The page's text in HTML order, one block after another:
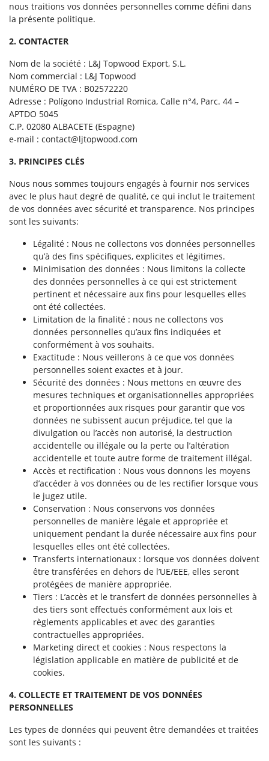
nous traitions vos données personnelles comme défini dans
la présente politique.
2. CONTACTER
Nom de la société : L&J Topwood Export, S.L.
Nom commercial : L&J Topwood
NUMÉRO DE TVA : B02572220
Adresse : Polígono Industrial Romica, Calle n°4, Parc. 44 –
APTDO 5045
C.P. 02080 ALBACETE (Espagne)
e-mail : contact@ljtopwood.com
3. PRINCIPES CLÉS
Nous nous sommes toujours engagés à fournir nos services
avec le plus haut degré de qualité, ce qui inclut le traitement
de vos données avec sécurité et transparence. Nos principes
sont les suivants:
Légalité : Nous ne collectons vos données personnelles
qu’à des fins spécifiques, explicites et légitimes.
Minimisation des données : Nous limitons la collecte
des données personnelles à ce qui est strictement
pertinent et nécessaire aux fins pour lesquelles elles
ont été collectées.
Limitation de la finalité : nous ne collectons vos
données personnelles qu’aux fins indiquées et
conformément à vos souhaits.
Exactitude : Nous veillerons à ce que vos données
personnelles soient exactes et à jour.
Sécurité des données : Nous mettons en œuvre des
mesures techniques et organisationnelles appropriées
et proportionnées aux risques pour garantir que vos
données ne subissent aucun préjudice, tel que la
divulgation ou l’accès non autorisé, la destruction
accidentelle ou illégale ou la perte ou l’altération
accidentelle et toute autre forme de traitement illégal.
Accès et rectification : Nous vous donnons les moyens
d’accéder à vos données ou de les rectifier lorsque vous
le jugez utile.
Conservation : Nous conservons vos données
personnelles de manière légale et appropriée et
uniquement pendant la durée nécessaire aux fins pour
lesquelles elles ont été collectées.
Transferts internationaux : lorsque vos données doivent
être transférées en dehors de l’UE/EEE, elles seront
protégées de manière appropriée.
Tiers : L’accès et le transfert de données personnelles à
des tiers sont effectués conformément aux lois et
règlements applicables et avec des garanties
contractuelles appropriées.
Marketing direct et cookies : Nous respectons la
législation applicable en matière de publicité et de
cookies.
4. COLLECTE ET TRAITEMENT DE VOS DONNÉES
PERSONNELLES
Les types de données qui peuvent être demandées et traitées
sont les suivants :